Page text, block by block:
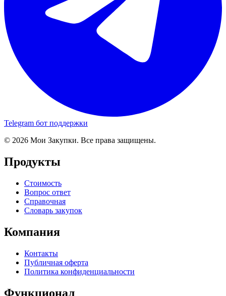
Telegram бот поддержки
© 2026 Мои Закупки. Все права защищены.
Продукты
Стоимость
Вопрос ответ
Справочная
Словарь закупок
Компания
Контакты
Публичная оферта
Политика конфиденциальности
Функционал